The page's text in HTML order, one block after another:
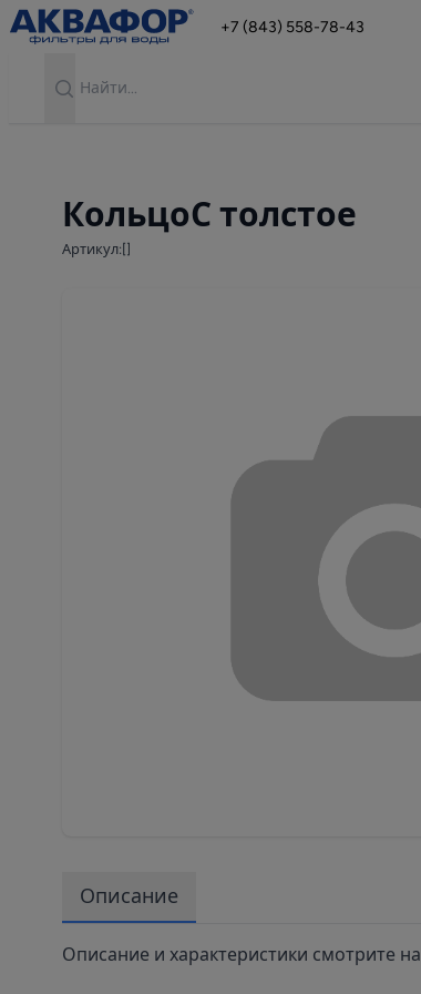
+7 (843) 558-78-43
КольцоС толстое
Артикул:[]
Описание
Описание и характеристики смотрите на